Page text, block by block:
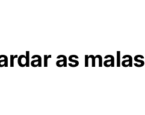
as malas